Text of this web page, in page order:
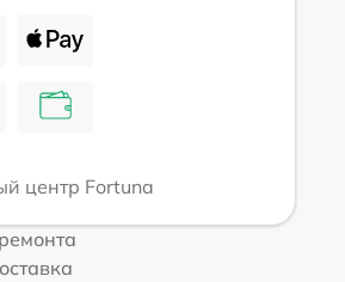
центр Fortuna